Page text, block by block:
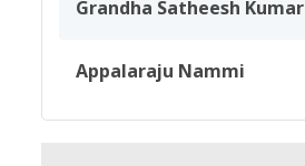
Grandha Satheesh Kumar
Appalaraju Nammi